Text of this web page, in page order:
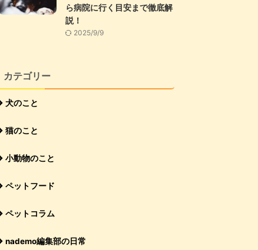
ら病院に行く目安まで徹底解
説！
2025/9/9
カテゴリー
犬のこと
猫のこと
小動物のこと
ペットフード
ペットコラム
nademo編集部の日常